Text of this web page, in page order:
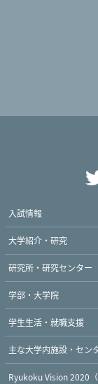
入試情報
大学紹介・研究
研究所・研究センター
学部・大学院
学生生活・就職支援
主な大学内施設・セン
Ryukoku Vision 2020（